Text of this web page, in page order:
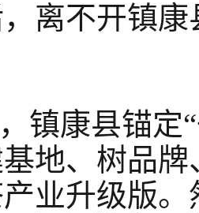
离不开镇
镇康县锚定
地、树品
业升级版